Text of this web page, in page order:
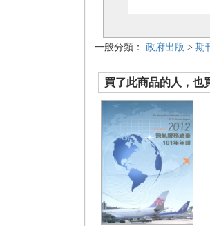
一般分類： 政府出版 > 期
買了此商品的人，也